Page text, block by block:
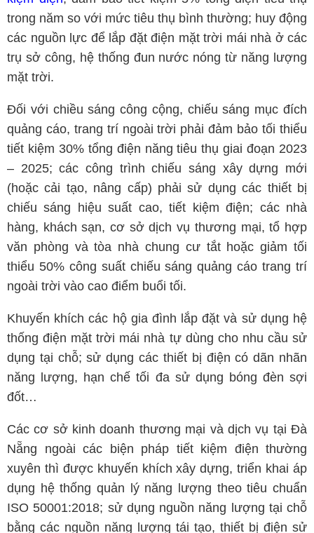
trong năm so với mức tiêu thụ bình thường; huy động
các nguồn lực để lắp đặt điện mặt trời mái nhà ở các
trụ sở công, hệ thống đun nước nóng từ năng lượng
mặt trời.
Đối với chiều sáng công cộng, chiếu sáng mục đích
quảng cáo, trang trí ngoài trời phải đảm bảo tối thiểu
tiết kiệm 30% tổng điện năng tiêu thụ giai đoạn 2023
– 2025; các công trình chiếu sáng xây dựng mới
(hoặc cải tạo, nâng cấp) phải sử dụng các thiết bị
chiếu sáng hiệu suất cao, tiết kiệm điện; các nhà
hàng, khách sạn, cơ sở dịch vụ thương mại, tổ hợp
văn phòng và tòa nhà chung cư tắt hoặc giảm tối
thiểu 50% công suất chiếu sáng quảng cáo trang trí
ngoài trời vào cao điểm buổi tối.
Khuyến khích các hộ gia đình lắp đặt và sử dụng hệ
thống điện mặt trời mái nhà tự dùng cho nhu cầu sử
dụng tại chỗ; sử dụng các thiết bị điện có dãn nhãn
năng lượng, hạn chế tối đa sử dụng bóng đèn sợi
đốt…
Các cơ sở kinh doanh thương mại và dịch vụ tại Đà
Nẵng ngoài các biện pháp tiết kiệm điện thường
xuyên thì được khuyến khích xây dựng, triển khai áp
dụng hệ thống quản lý năng lượng theo tiêu chuẩn
ISO 50001:2018; sử dụng nguồn năng lượng tại chỗ
bằng các nguồn năng lượng tái tạo, thiết bị điện sử